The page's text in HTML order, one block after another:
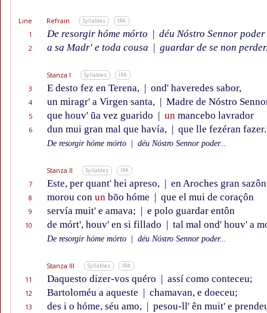
Line Refrain Syllables IPA
1 De resorgir hóme mórto | déu Nóstro Sennor poder
2 a sa Madr' e toda cousa | guardar de se non
Stanza I Syllables IPA
3 E desto fez en Terena, | ond' haveredes sabor,
4 un miragr' a Virgen santa, | Madre de Nóstro
5 que houv' ũa vez guarido | un mancebo lavrador
6 dun mui gran mal que havía, | que lle fezéran fazer.
De resorgir hóme mórto déu Nóstro Sennor poder...
Stanza II Syllables IPA
7 Este, per quant' hei apreso, | en Aroches gran sazôn
8 morou con un bõo hóme | que el mui de coraçôn
9 servía muit' e amava; | e polo guardar entôn
10 de mórt', houv' en si fillado | tal mal ond' houv' a
De resorgir hóme mórto déu Nóstro Sennor poder...
Stanza III Syllables IPA
11 Daquesto dizer-vos quéro | assí como conteceu;
12 Bartoloméu a aqueste | chamavan, e doeceu;
13 des i o hóme, séu amo, | pesou-ll' ên muit' e